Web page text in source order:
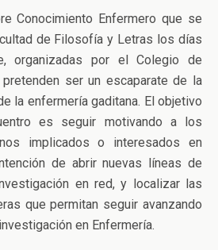
Conocimiento Enfermero que se
de Filosofía y Letras los días
organizadas por el Colegio de
ser un escaparate de la
la enfermería gaditana. El objetivo
es seguir motivando a los
implicados o interesados en
de abrir nuevas líneas de
en red, y localizar las
que permitan seguir avanzando
en Enfermería.